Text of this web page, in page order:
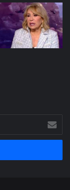
بريدك
الإلكتروني